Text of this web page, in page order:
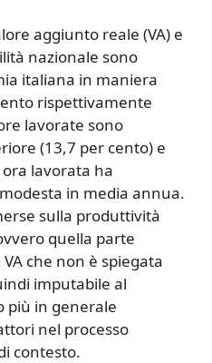
aggiunto reale (VA) e
nazionale sono
italiana in maniera
rispettivamente
lavorate sono
(13,7 per cento) e
lavorata ha
in media annua.
sulla produttività
quella parte
che non è spiegata
imputabile al
più in generale
nel processo
contesto.